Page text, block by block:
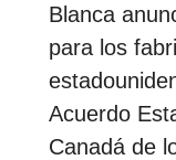
Blanca
para los
Acuerdo
Canadá de